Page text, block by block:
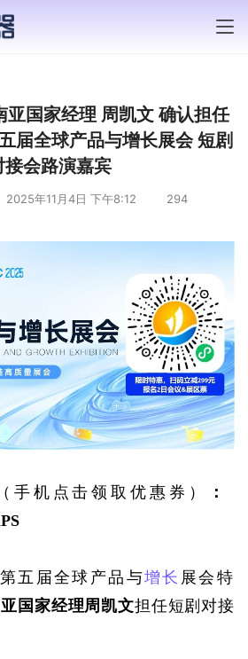
国家经理 周凯文 确认担任
届全球产品与增长展会 短剧
接会路演嘉宾
2025年11月4日 下午8:12 294
（手机点击领取优惠券）
：
第五届全球产品与增长 展会特
国家经理周凯文担任短剧对接